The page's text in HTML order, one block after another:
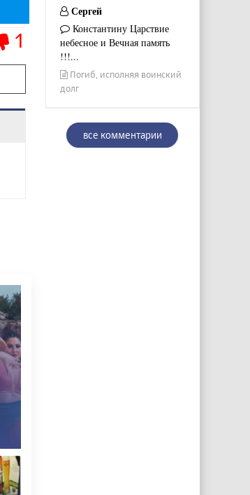
1
Сергей
Константину Царствие
небесное и Вечная память
!!!...
Погиб, исполняя воинский
долг
все комментарии